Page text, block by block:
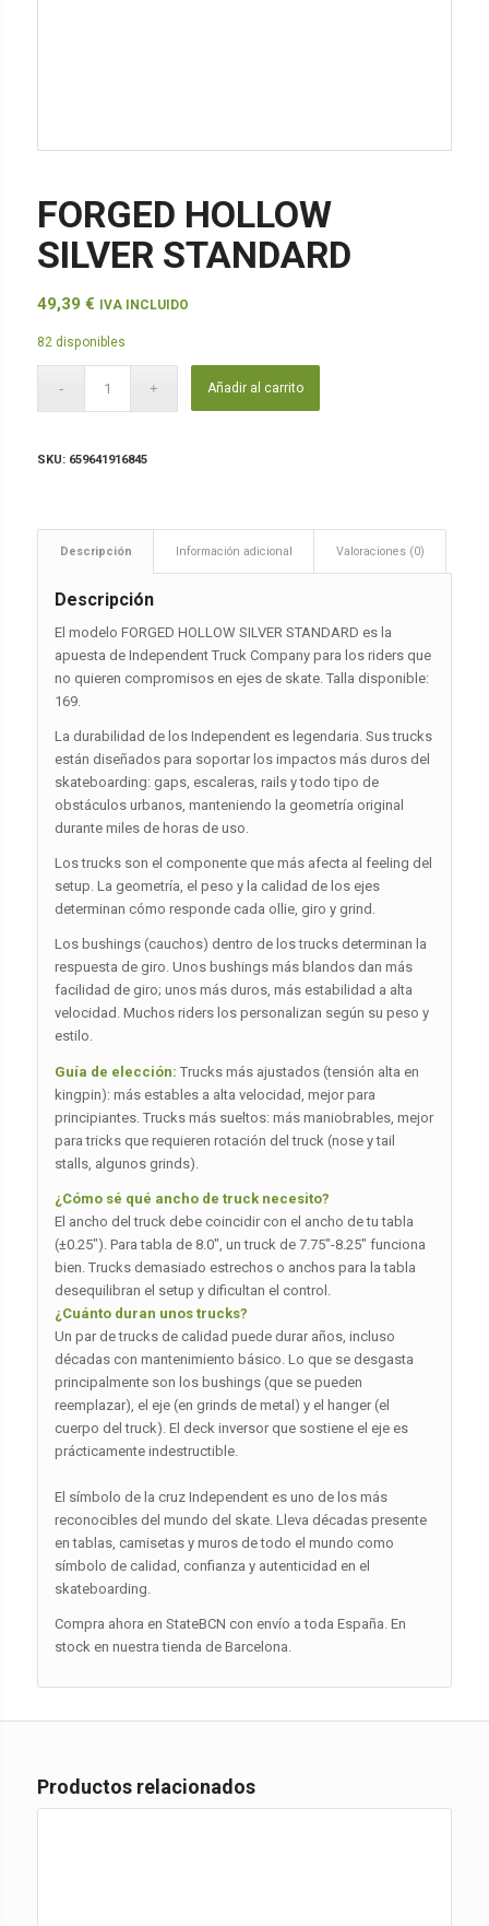
FORGED HOLLOW
SILVER STANDARD
49,39 € IVA INCLUIDO
82 disponibles
Añadir al carrito
SKU: 659641916845
Descripción Información adicional Valoraciones (0)
Descripción
El modelo FORGED HOLLOW SILVER STANDARD es la
apuesta de Independent Truck Company para los riders que
no quieren compromisos en ejes de skate. Talla disponible:
169.
La durabilidad de los Independent es legendaria. Sus trucks
están diseñados para soportar los impactos más duros del
skateboarding: gaps, escaleras, rails y todo tipo de
obstáculos urbanos, manteniendo la geometría original
durante miles de horas de uso.
Los trucks son el componente que más afecta al feeling del
setup. La geometría, el peso y la calidad de los ejes
determinan cómo responde cada ollie, giro y grind.
Los bushings (cauchos) dentro de los trucks determinan la
respuesta de giro. Unos bushings más blandos dan más
facilidad de giro; unos más duros, más estabilidad a alta
velocidad. Muchos riders los personalizan según su peso y
estilo.
Guía de elección: Trucks más ajustados (tensión alta en
kingpin): más estables a alta velocidad, mejor para
principiantes. Trucks más sueltos: más maniobrables, mejor
para tricks que requieren rotación del truck (nose y tail
stalls, algunos grinds).
¿Cómo sé qué ancho de truck necesito?
El ancho del truck debe coincidir con el ancho de tu tabla
(±0.25″). Para tabla de 8.0″, un truck de 7.75″-8.25″ funciona
bien. Trucks demasiado estrechos o anchos para la tabla
desequilibran el setup y dificultan el control.
¿Cuánto duran unos trucks?
Un par de trucks de calidad puede durar años, incluso
décadas con mantenimiento básico. Lo que se desgasta
principalmente son los bushings (que se pueden
reemplazar), el eje (en grinds de metal) y el hanger (el
cuerpo del truck). El deck inversor que sostiene el eje es
prácticamente indestructible.
El símbolo de la cruz Independent es uno de los más
reconocibles del mundo del skate. Lleva décadas presente
en tablas, camisetas y muros de todo el mundo como
símbolo de calidad, confianza y autenticidad en el
skateboarding.
Compra ahora en StateBCN con envío a toda España. En
stock en nuestra tienda de Barcelona.
Productos relacionados